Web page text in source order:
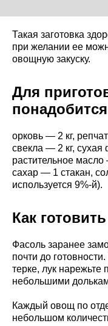
Такая заготовка
при желании ее
овощную закуску.
Для
понадобится
орковь — 2 кг,
свекла — 2 кг,
растительное
сахар — 1 стакан,
используется 9%-й).
Как готовить
Фасоль заранее
почти до
терке, лук
небольшими
Каждый овощ по
небольшом